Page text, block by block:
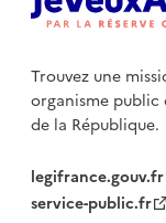
Trouvez une
organisme public
de la République.
legifrance.gouv.fr
service-public.fr